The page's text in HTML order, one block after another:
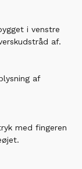
i venstre
af.
af
med fingeren